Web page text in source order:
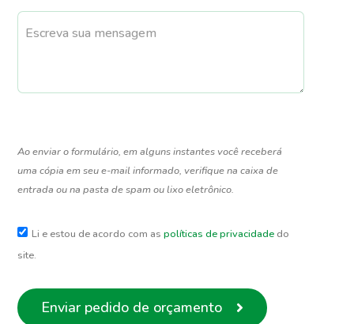
Escreva sua mensagem
Ao enviar o formulário, em alguns instantes você receberá
uma cópia em seu e-mail informado, verifique na caixa de
entrada ou na pasta de spam ou lixo eletrônico.
Li e estou de acordo com aspolíticas de privacidade do
site.
Enviar pedido de orçamento